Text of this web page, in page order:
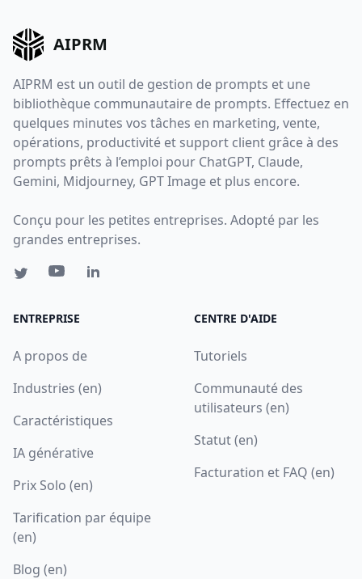
AIPRM
AIPRM est un outil de gestion de prompts et une
bibliothèque communautaire de prompts. Effectuez en
quelques minutes vos tâches en marketing, vente,
opérations, productivité et support client grâce à des
prompts prêts à l’emploi pour ChatGPT, Claude,
Gemini, Midjourney, GPT Image et plus encore.
Conçu pour les petites entreprises. Adopté par les
grandes entreprises.
ENTREPRISE
A propos de
Industries (en)
Caractéristiques
IA générative
Prix Solo (en)
Tarification par équipe
(en)
Blog (en)
CENTRE D'AIDE
Tutoriels
Communauté des
utilisateurs (en)
Statut (en)
Facturation et FAQ (en)